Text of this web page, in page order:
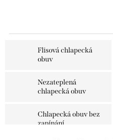
Flisová chlapecká
obuv
Nezateplená
chlapecká obuv
Chlapecká obuv bez
zapínání